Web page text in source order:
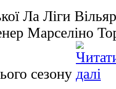
Ла Ліги
Марселіно
сезону